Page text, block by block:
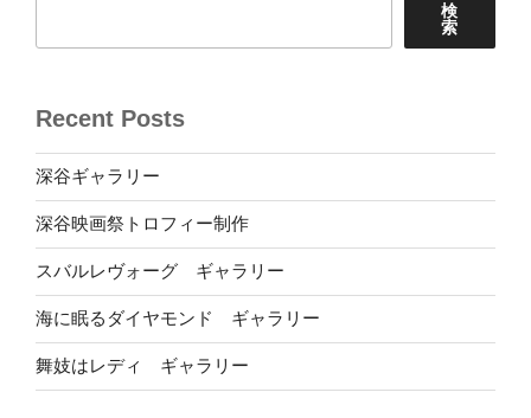
検
索
Recent Posts
深谷ギャラリー
深谷映画祭トロフィー制作
スバルレヴォーグ ギャラリー
海に眠るダイヤモンド ギャラリー
舞妓はレディ ギャラリー